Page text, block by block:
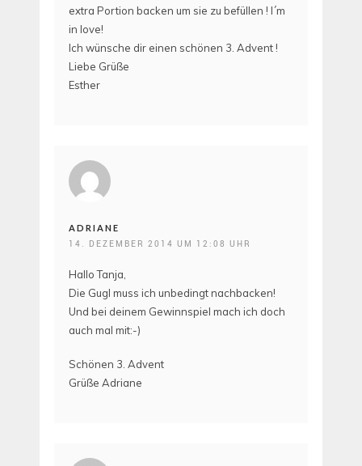
extra Portion backen um sie zu befüllen ! I´m
in love!
Ich wünsche dir einen schönen 3. Advent !
Liebe Grüße
Esther
ADRIANE
14. DEZEMBER 2014 UM 12:08 UHR
Hallo Tanja,
Die Gugl muss ich unbedingt nachbacken!
Und bei deinem Gewinnspiel mach ich doch
auch mal mit:-)
Schönen 3. Advent
Grüße Adriane